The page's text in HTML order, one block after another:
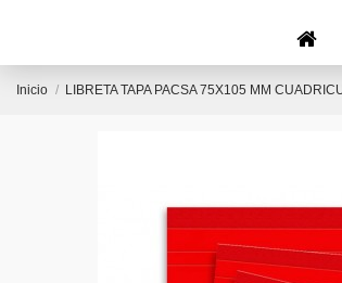
Inicio LIBRETA TAPA PACSA 75X105 MM